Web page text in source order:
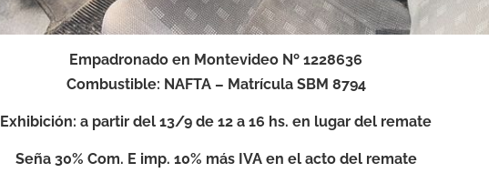
Empadronado en Montevideo Nº 1228636
Combustible: NAFTA – Matrícula SBM 8794
Exhibición: a partir del 13/9 de 12 a 16 hs. en lugar del remate
Seña 30% Com. E imp. 10% más IVA en el acto del remate